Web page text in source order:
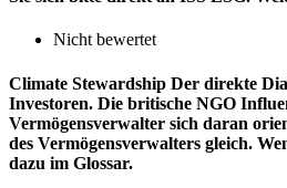
Nicht bewertet
Climate Stewardship Der direkte
Investoren. Die britische NGO
Vermögensverwalter sich daran
des Vermögensverwalters gleich.
dazu im Glossar.